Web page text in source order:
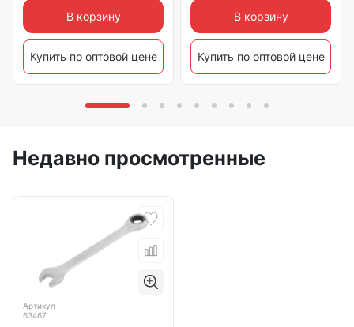
В корзину
Купить по оптовой цене
В корзину
Купить по оптовой цене
Недавно просмотренные
Артикул
63467